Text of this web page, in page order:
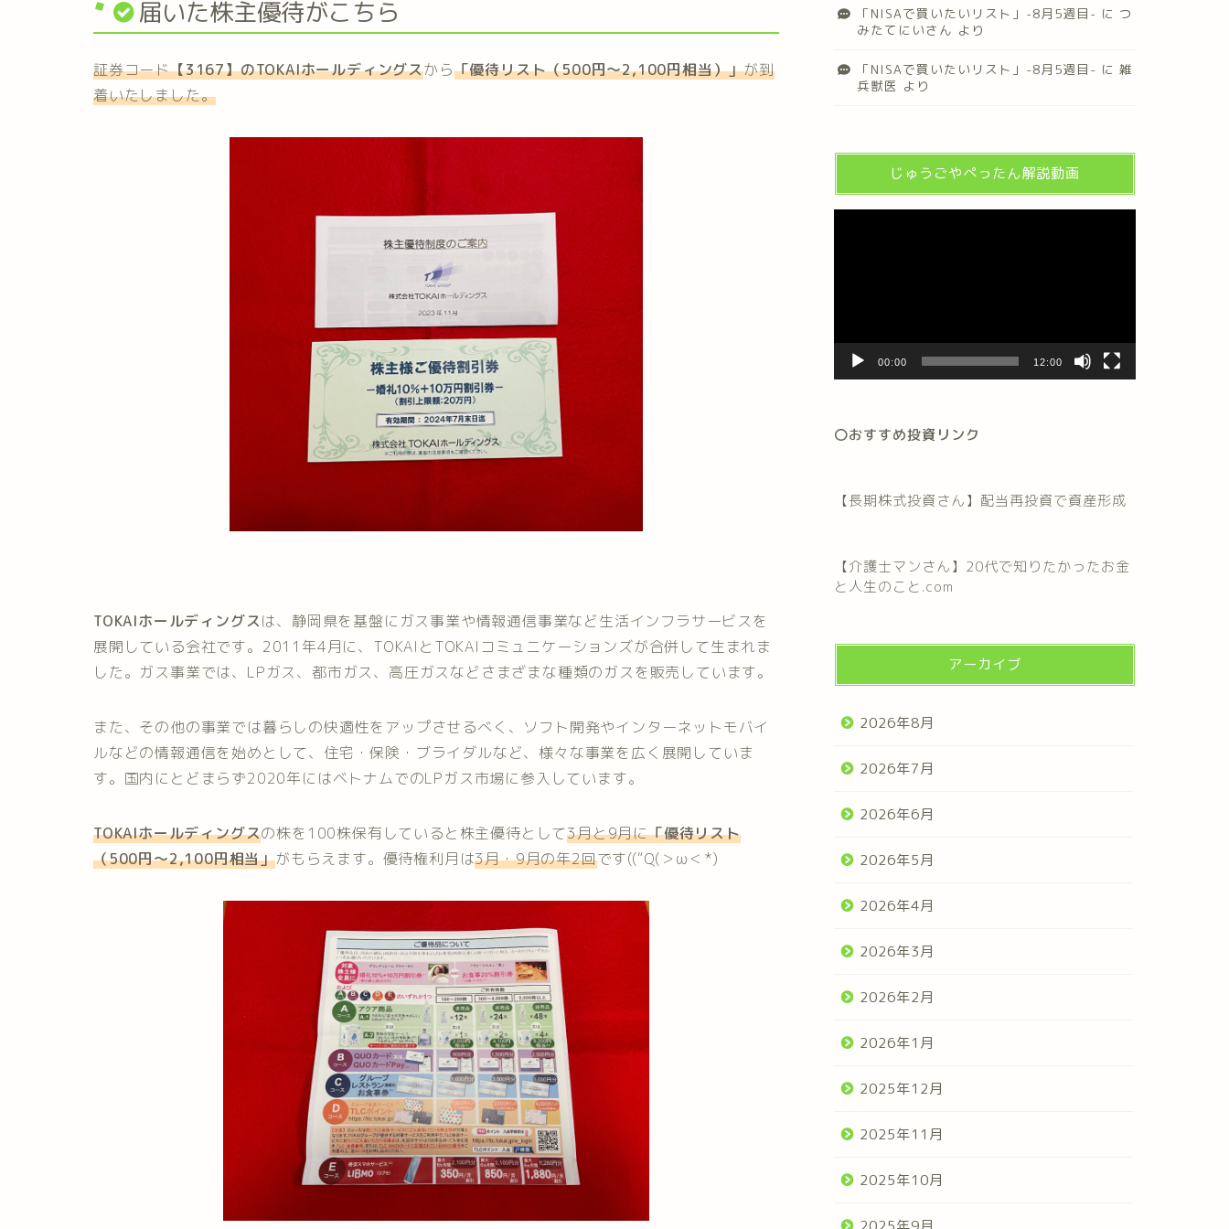
届いた株主優待がこちら
証券コード【3167】のTOKAIホールディングスから「優待リスト（500円～2,100円相当）」が到
着いたしました。
TOKAIホールディングスは、静岡県を基盤にガス事業や情報通信事業など生活インフラサービスを
展開している会社です。2011年4月に、TOKAIとTOKAIコミュニケーションズが合併して生まれま
した。ガス事業では、LPガス、都市ガス、高圧ガスなどさまざまな種類のガスを販売しています。
また、その他の事業では暮らしの快適性をアップさせるべく、ソフト開発やインターネットモバイ
ルなどの情報通信を始めとして、住宅・保険・ブライダルなど、様々な事業を広く展開していま
す。国内にとどまらず2020年にはベトナムでのLPガス市場に参入しています。
TOKAIホールディングスの株を100株保有していると株主優待として3月と9月に「優待リスト
（500円～2,100円相当」がもらえます。優待権利月は3月・9月の年2回です((“Q(＞ω＜*)
「NISAで買いたいリスト」-8月5週目- に つ
みたてにいさん より
「NISAで買いたいリスト」-8月5週目- に 雑
兵獣医 より
じゅうごやぺったん解説動画
ー
00:00 12:00
〇おすすめ投資リンク
【長期株式投資さん】配当再投資で資産形成
【介護士マンさん】20代で知りたかったお金
と人生のこと.com
アーカイブ
2026年8月
2026年7月
2026年6月
2026年5月
2026年4月
2026年3月
2026年2月
2026年1月
2025年12月
2025年11月
2025年10月